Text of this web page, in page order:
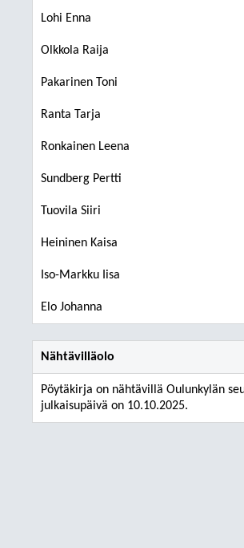
Lohi Enna
Olkkola Raija
Pakarinen Toni
Ranta Tarja
Ronkainen Leena
Sundberg Pertti
Tuovila Siiri
Heininen Kaisa
Iso-Markku Iisa
Elo Johanna
Nähtävilläolo
Pöytäkirja on nähtävillä Oulunkylän
julkaisupäivä on 10.10.2025.